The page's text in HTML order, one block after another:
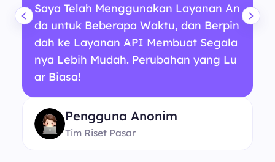
Saya Telah Menggunakan Layanan An
da untuk Beberapa Waktu, dan Berpin
dah ke Layanan API Membuat Segala
nya Lebih Mudah. Perubahan yang Lu
ar Biasa!
Pengguna Anonim
Tim Riset Pasar